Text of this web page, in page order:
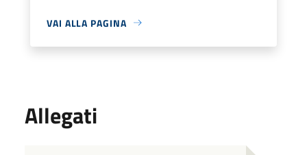
VAI ALLA PAGINA
Allegati